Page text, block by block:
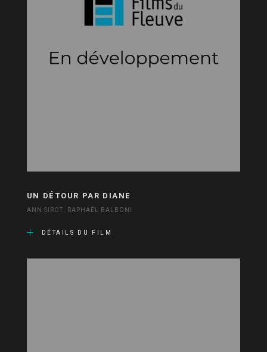
UN DÉTOUR PAR DIANE
ANN SIROT, RAPHAËL BALBONI
DÉTAILS DU FILM